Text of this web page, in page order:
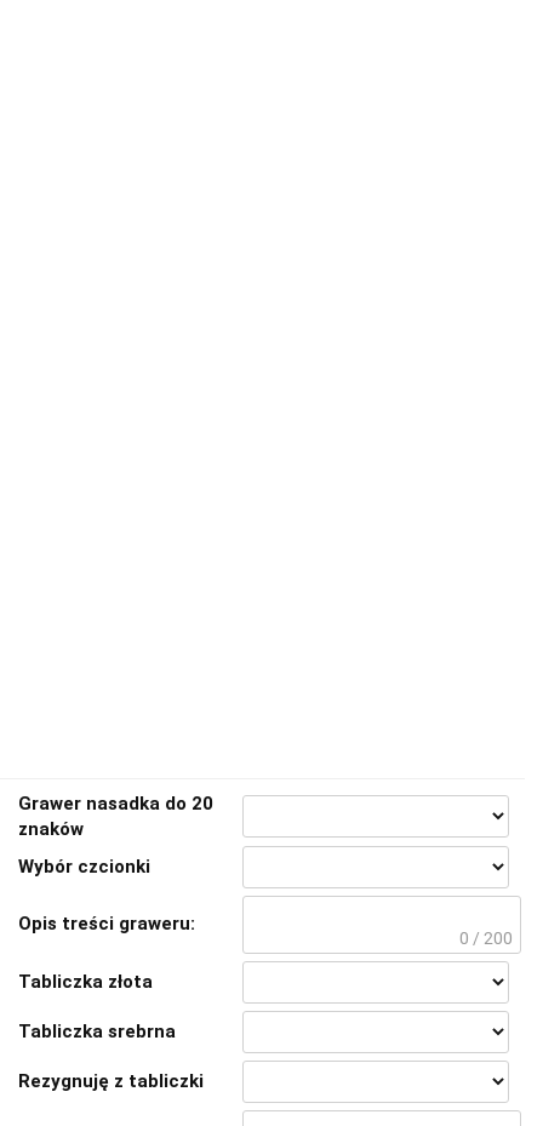
Grawer nasadka do 20
znaków
Wybór czcionki
Opis treści graweru:
0 / 200
Tabliczka złota
Tabliczka srebrna
Rezygnuję z tabliczki